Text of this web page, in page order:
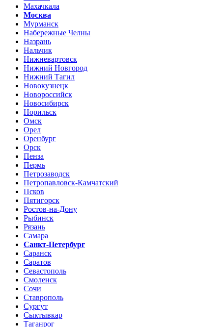
Махачкала
Москва
Мурманск
Набережные Челны
Назрань
Нальчик
Нижневартовск
Нижний Новгород
Нижний Тагил
Новокузнецк
Новороссийск
Новосибирск
Норильск
Омск
Орел
Оренбург
Орск
Пенза
Пермь
Петрозаводск
Петропавловск-Камчатский
Псков
Пятигорск
Ростов-на-Дону
Рыбинск
Рязань
Самара
Санкт-Петербург
Саранск
Саратов
Севастополь
Смоленск
Сочи
Ставрополь
Сургут
Сыктывкар
Таганрог